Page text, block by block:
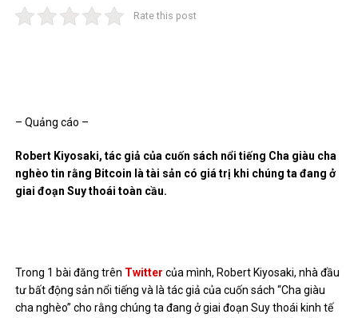
Rate this post
– Quảng cáo –
Robert Kiyosaki, tác giả của cuốn sách nổi tiếng Cha giàu cha
nghèo tin rằng Bitcoin là tài sản có giá trị khi chúng ta đang ở
giai đoạn Suy thoái toàn cầu.
Trong 1 bài đăng trên Twitter của mình, Robert Kiyosaki, nhà đầu
tư bất động sản nổi tiếng và là tác giả của cuốn sách “Cha giàu
cha nghèo” cho rằng chúng ta đang ở giai đoạn Suy thoái kinh tế